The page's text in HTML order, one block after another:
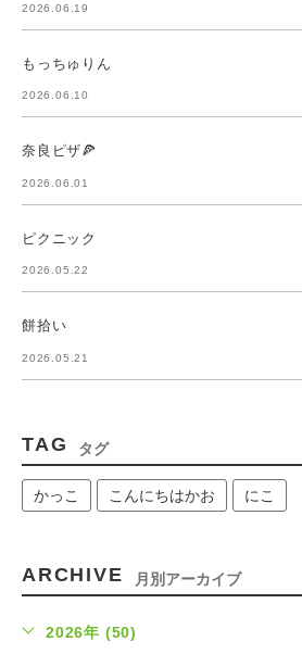
2026.06.19
もっちゅりん
2026.06.10
奈良ピザ🍕
2026.06.01
ピクニック
2026.05.22
餅拾い
2026.05.21
TAG タグ
かっこ こんにちはかお にこ
ARCHIVE 月別アーカイブ
2026年 (50)